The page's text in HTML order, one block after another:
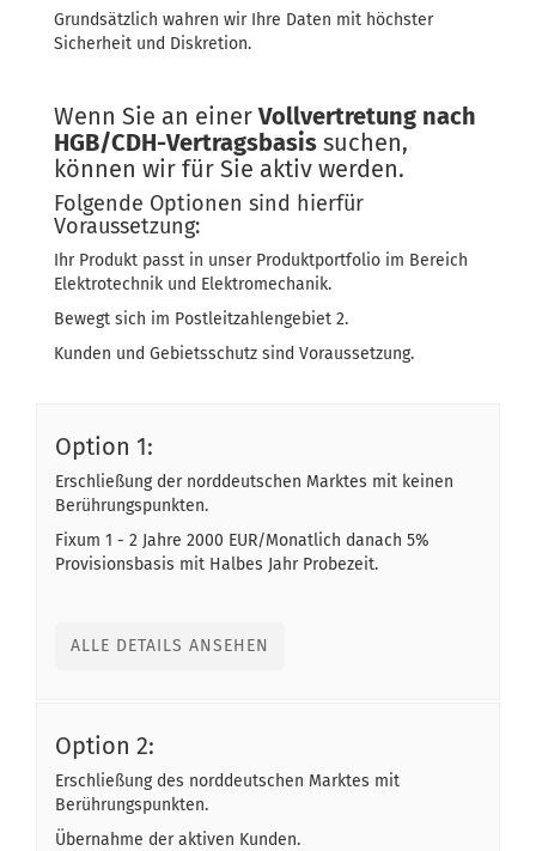
Grundsätzlich wahren wir Ihre Daten mit höchster
Sicherheit und Diskretion.
Wenn Sie an einerVollvertretung nach
HGB/CDH-Vertragsbasis suchen,
können wir für Sie aktiv werden.
Folgende Optionen sind hierfür
Voraussetzung:
Ihr Produkt passt in unser Produktportfolio im Bereich
Elektrotechnik und Elektromechanik.
Bewegt sich im Postleitzahlengebiet 2.
Kunden und Gebietsschutz sind Voraussetzung.
Option 1:
Erschließung der norddeutschen Marktes mit keinen
Berührungspunkten.
Fixum 1 - 2 Jahre 2000 EUR/Monatlich danach 5%
Provisionsbasis mit Halbes Jahr Probezeit.
ALLE DETAILS ANSEHEN
Option 2:
Erschließung des norddeutschen Marktes mit
Berührungspunkten.
Übernahme der aktiven Kunden.